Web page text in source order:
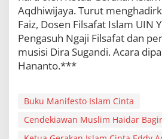
Aqdhiwijaya. Turut
Faiz, Dosen Filsafat Islam UIN
Pengasuh Ngaji Filsafat dan
musisi Dira Sugandi. Acara
Hananto.***
Buku Manifesto Islam Cinta
Cendekiawan Muslim Haidar Bagir